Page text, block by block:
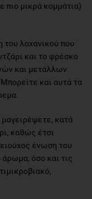
πιο μικρά κομμάτια)
του λαχανικού που
και το φρέσκο
και μετάλλων
και αυτά τα
μαγειρέψετε, κατά
καθώς έτσι
ένωση του
όσο και τις